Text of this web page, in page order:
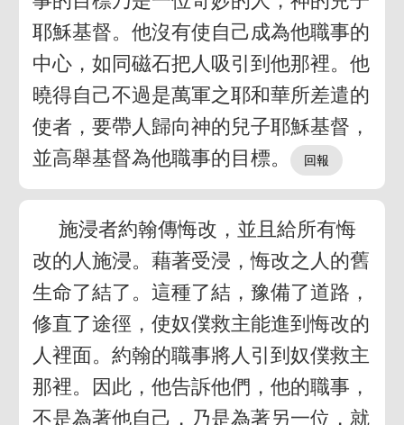
耶穌基督。他沒有使自己成為他職事的
中心，如同磁石把人吸引到他那裡。他
曉得自己不過是萬軍之耶和華所差遣的
使者，要帶人歸向神的兒子耶穌基督，
並高舉基督為他職事的目標。
施浸者約翰傳悔改，並且給所有悔
改的人施浸。藉著受浸，悔改之人的舊
生命了結了。這種了結，豫備了道路，
修直了途徑，使奴僕救主能進到悔改的
人裡面。約翰的職事將人引到奴僕救主
那裡。因此，他告訴他們，他的職事，
不是為著他自己，乃是為著另一位，就